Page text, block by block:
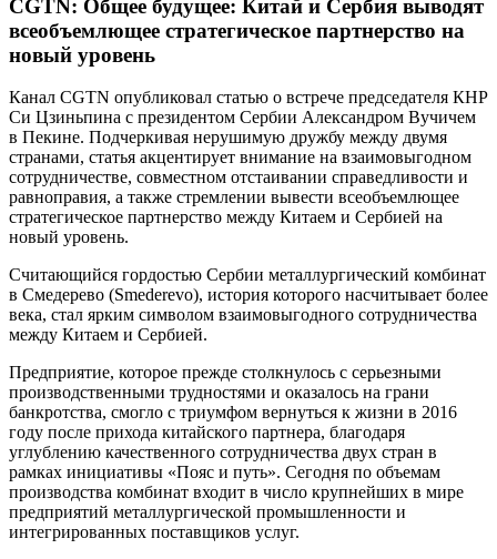
CGTN: Общее будущее: Китай и Сербия выводят
всеобъемлющее стратегическое партнерство на
новый уровень
Канал CGTN опубликовал статью о встрече председателя КНР
Си Цзиньпина с президентом Сербии Александром Вучичем
в Пекине. Подчеркивая нерушимую дружбу между двумя
странами, статья акцентирует внимание на взаимовыгодном
сотрудничестве, совместном отстаивании справедливости и
равноправия, а также стремлении вывести всеобъемлющее
стратегическое партнерство между Китаем и Сербией на
новый уровень.
Считающийся гордостью Сербии металлургический комбинат
в Смедерево (Smederevo), история которого насчитывает более
века, стал ярким символом взаимовыгодного сотрудничества
между Китаем и Сербией.
Предприятие, которое прежде столкнулось с серьезными
производственными трудностями и оказалось на грани
банкротства, смогло с триумфом вернуться к жизни в 2016
году после прихода китайского партнера, благодаря
углублению качественного сотрудничества двух стран в
рамках инициативы «Пояс и путь». Сегодня по объемам
производства комбинат входит в число крупнейших в мире
предприятий металлургической промышленности и
интегрированных поставщиков услуг.